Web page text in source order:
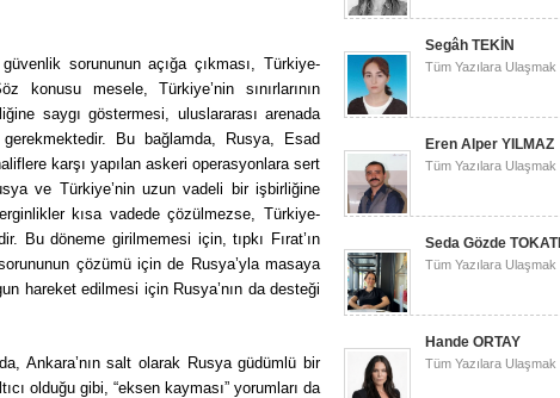
sorununun açığa çıkması, Türkiye-
konusu mesele, Türkiye’nin sınırlarının
saygı göstermesi, uluslararası arenada
Bu bağlamda, Rusya, Esad
karşı yapılan askeri operasyonlara sert
ve Türkiye’nin uzun vadeli bir işbirliğine
kısa vadede çözülmezse, Türkiye-
Bu döneme girilmemesi için, tıpkı Fırat’ın
çözümü için de Rusya’yla masaya
hareket edilmesi için Rusya’nın da desteği
Ankara’nın salt olarak Rusya güdümlü bir
olduğu gibi, “eksen kayması” yorumları da
Segâh TEKİN
Tüm Yazılara Ulaşmak
Eren Alper YILMAZ
Tüm Yazılara Ulaşmak
Seda Gözde
Tüm Yazılara Ulaşmak
Hande ORTAY
Tüm Yazılara Ulaşmak